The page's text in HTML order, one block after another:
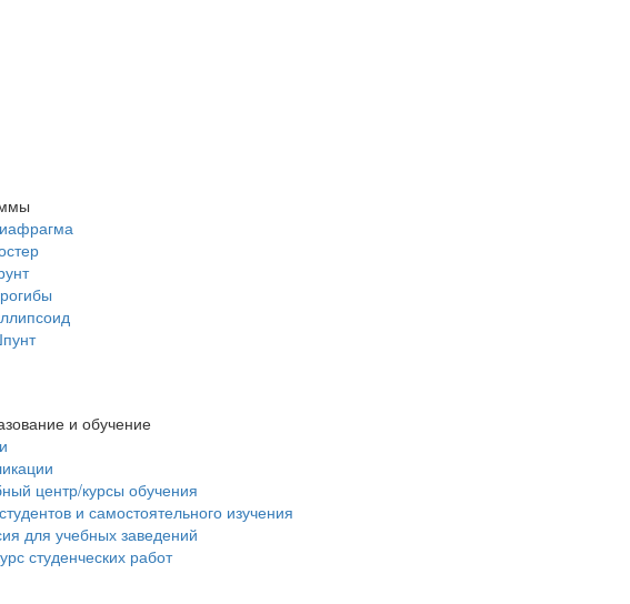
и обучение
центр/курсы обучения
и самостоятельного изучения
для учебных заведений
студенческих работ